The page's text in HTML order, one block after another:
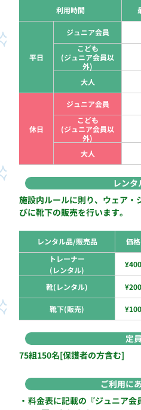
利用時間
平日
ジュニア会員
こども
(ジュニア会員以
外)
大人
休日
ジュニア会員
こども
(ジュニア会員以
外)
大人
レンタ
施設内ルールに則り、ウェア・
びに靴下の販売を行います。
レンタル品/販売品 価格
トレーナー
(レンタル)
¥400
靴(レンタル) ¥200
靴下(販売) ¥100
定員
75組150名[保護者の方含む]
ご利用に
・ 料金表に記載の『ジュニア